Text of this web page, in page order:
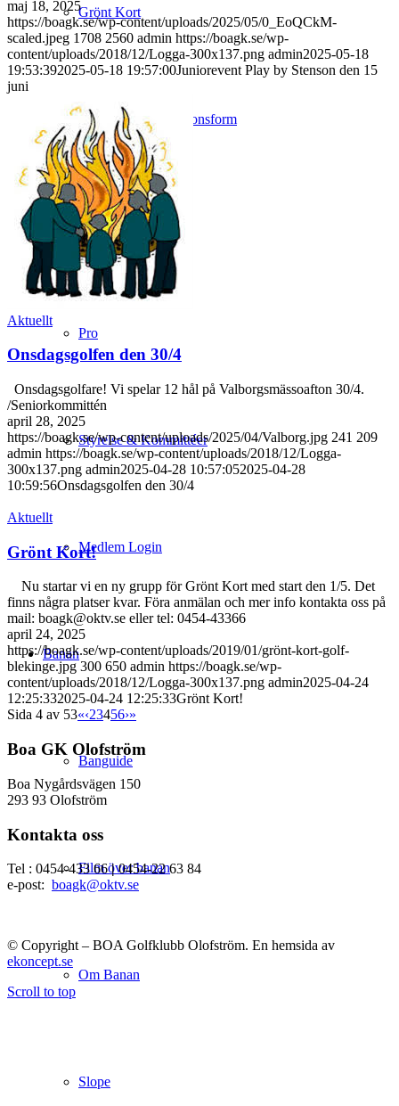
Grönt Kort
Klubbens organisationsform
Medlemskap
Pro
Styrelse & Kommittéer
Medlem Login
Banan
Banguide
Film över banan
Om Banan
Slope
maj 18, 2025
https://boagk.se/wp-content/uploads/2025/05/0_EoQCkM-
scaled.jpeg 1708 2560 admin https://boagk.se/wp-
content/uploads/2018/12/Logga-300x137.png admin2025-05-18
19:53:392025-05-18 19:57:00Juniorevent Play by Stenson den 15
juni
Aktuellt
Onsdagsgolfen den 30/4
Onsdagsgolfare! Vi spelar 12 hål på Valborgsmässoafton 30/4.
/Seniorkommittén
april 28, 2025
https://boagk.se/wp-content/uploads/2025/04/Valborg.jpg 241 209
admin https://boagk.se/wp-content/uploads/2018/12/Logga-
300x137.png admin2025-04-28 10:57:052025-04-28
10:59:56Onsdagsgolfen den 30/4
Aktuellt
Grönt Kort!
Nu startar vi en ny grupp för Grönt Kort med start den 1/5. Det
finns några platser kvar. Föra anmälan och mer info kontakta oss på
mail: boagk@oktv.se eller tel: 0454-43366
april 24, 2025
https://boagk.se/wp-content/uploads/2019/01/grönt-kort-golf-
blekinge.jpg 300 650 admin https://boagk.se/wp-
content/uploads/2018/12/Logga-300x137.png admin2025-04-24
12:25:332025-04-24 12:25:33Grönt Kort!
Sida 4 av 53«‹23456›»
Boa GK Olofström
Boa Nygårdsvägen 150
293 93 Olofström
Kontakta oss
Tel : 0454-433 66|0454-22 63 84
e-post: boagk@oktv.se
© Copyright – BOA Golfklubb Olofström. En hemsida av
ekoncept.se
Scroll to top